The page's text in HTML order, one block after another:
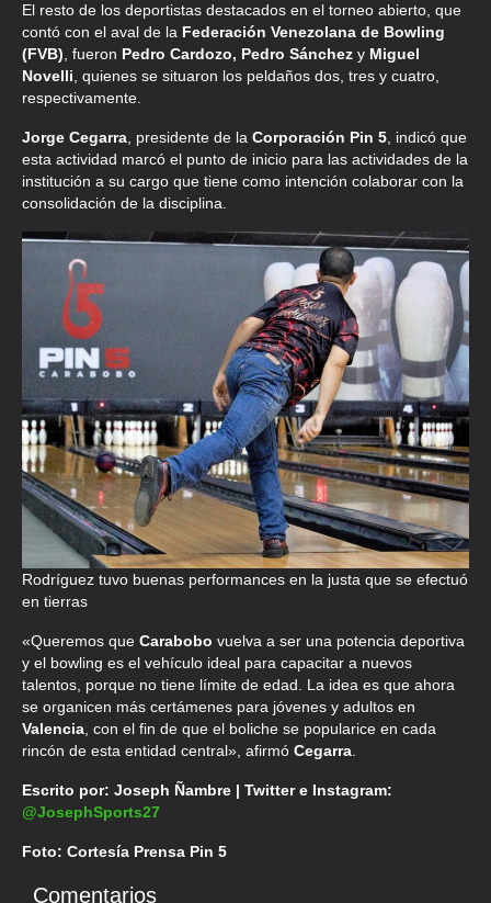
El resto de los deportistas destacados en el torneo abierto, que
contó con el aval de la Federación Venezolana de Bowling
(FVB), fueron Pedro Cardozo, Pedro Sánchez y Miguel
Novelli, quienes se situaron los peldaños dos, tres y cuatro,
respectivamente.
Jorge Cegarra, presidente de la Corporación Pin 5, indicó que
esta actividad marcó el punto de inicio para las actividades de la
institución a su cargo que tiene como intención colaborar con la
consolidación de la disciplina.
Rodríguez tuvo buenas performances en la justa que se efectuó
en tierras
«Queremos que Carabobo vuelva a ser una potencia deportiva
y el bowling es el vehículo ideal para capacitar a nuevos
talentos, porque no tiene límite de edad. La idea es que ahora
se organicen más certámenes para jóvenes y adultos en
Valencia , con el fin de que el boliche se popularice en cada
rincón de esta entidad central», afirmó Cegarra
Escrito por: Joseph Ñambre | Twitter e Instagram:
@JosephSports27
Foto: Cortesía Prensa Pin 5
Comentarios